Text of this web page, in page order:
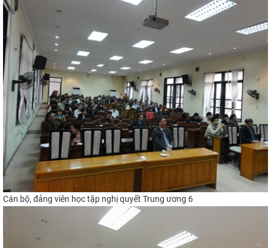
Cán bộ, đảng viên học tập nghị quyết Trung ương 6